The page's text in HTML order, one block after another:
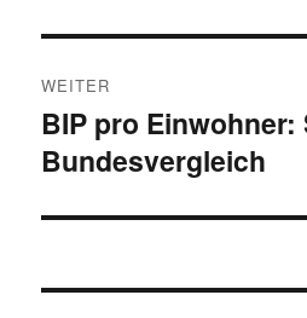
WEITER
Nächster
Beitrag:
BIP pro Einwohner:
Bundesvergleich